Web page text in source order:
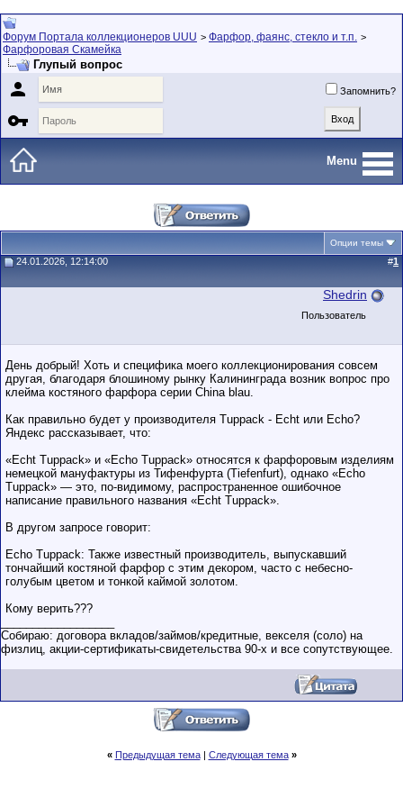
Форум Портала коллекционеров UUU > Фарфор, фаянс, стекло и т.п. >
Фарфоровая Скамейка
Глупый вопрос
 Запомнить?

Menu
Опции темы
24.01.2026, 12:14:00 #1
Shedrin
Пользователь
День добрый! Хоть и специфика моего коллекционирования совсем
другая, благодаря блошиному рынку Калининграда возник вопрос про
клейма костяного фарфора серии China blau.
Как правильно будет у производителя Tuppack - Echt или Echo?
Яндекс рассказывает, что:
«Echt Tuppack» и «Echo Tuppack» относятся к фарфоровым изделиям
немецкой мануфактуры из Тифенфурта (Tiefenfurt), однако «Echo
Tuppack» — это, по-видимому, распространенное ошибочное
написание правильного названия «Echt Tuppack».
В другом запросе говорит:
Echo Tuppack: Также известный производитель, выпускавший
тончайший костяной фарфор с этим декором, часто с небесно-
голубым цветом и тонкой каймой золотом.
Кому верить???
Собираю: договора вкладов/займов/кредитные, векселя (соло) на
физлиц, акции-сертификаты-свидетельства 90-х и все сопутствующее.
« Предыдущая тема| Следующая тема »